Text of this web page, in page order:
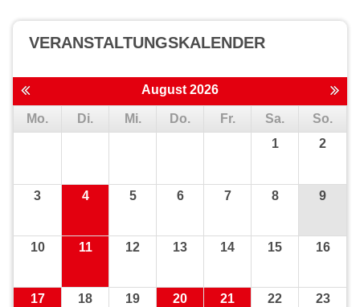
VERANSTALTUNGS­KALENDER
August 2026
Mo. Di. Mi. Do. Fr. Sa.
So.
1
2
3 4 5 6 7 8 9
10 11 12 13 14 15 16
17 18 19 20 21 22 23